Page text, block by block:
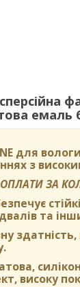
емаль
для
з
ЗА
та
високу